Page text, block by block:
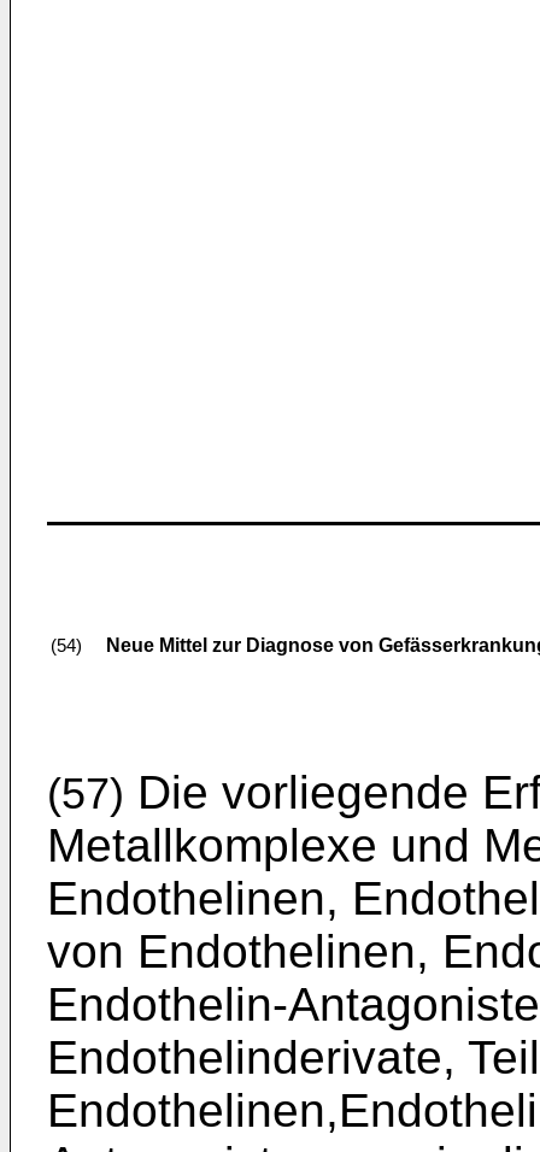
(54) Neue Mittel zur Diagnose von
(57) Die vorliegende
Metallkomplexe und
Endothelinen,
von Endothelinen,
Endothelin-
Endothelinderivate,